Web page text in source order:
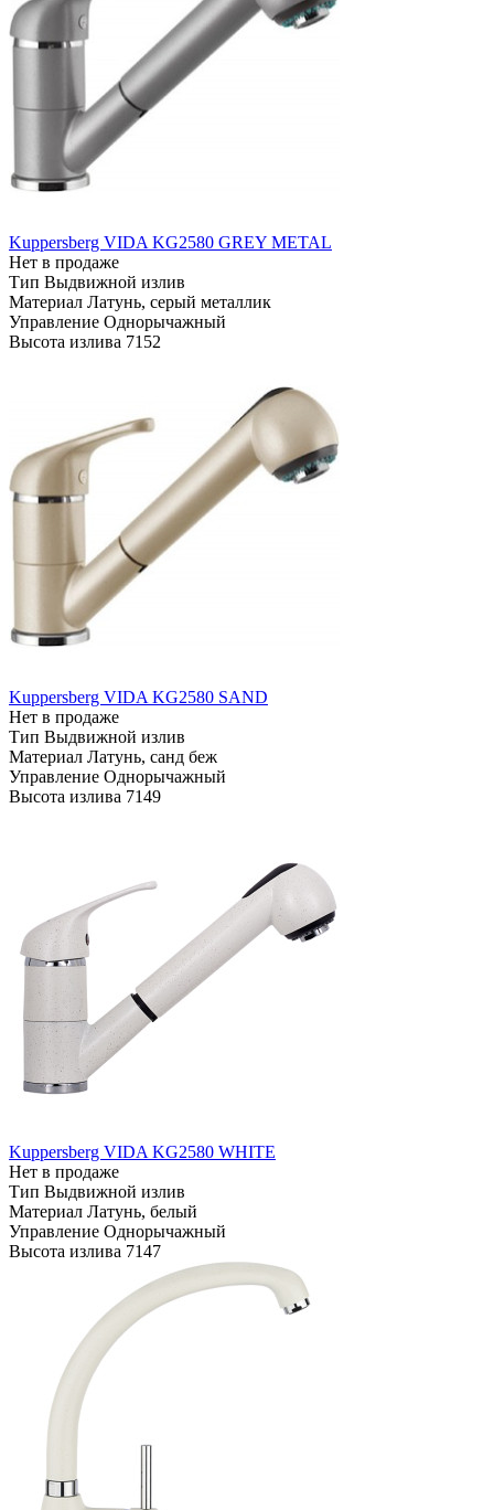
Kuppersberg VIDA KG2580 GREY METAL
Нет в продаже
Тип Выдвижной излив
Материал Латунь, серый металлик
Управление Однорычажный
Высота излива 7152
Kuppersberg VIDA KG2580 SAND
Нет в продаже
Тип Выдвижной излив
Материал Латунь, санд беж
Управление Однорычажный
Высота излива 7149
Kuppersberg VIDA KG2580 WHITE
Нет в продаже
Тип Выдвижной излив
Материал Латунь, белый
Управление Однорычажный
Высота излива 7147